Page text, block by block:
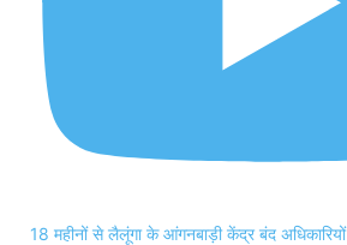
18 महीनों से लैलूंगा के आंगनबाड़ी केंद्र बंद अधिकारियों